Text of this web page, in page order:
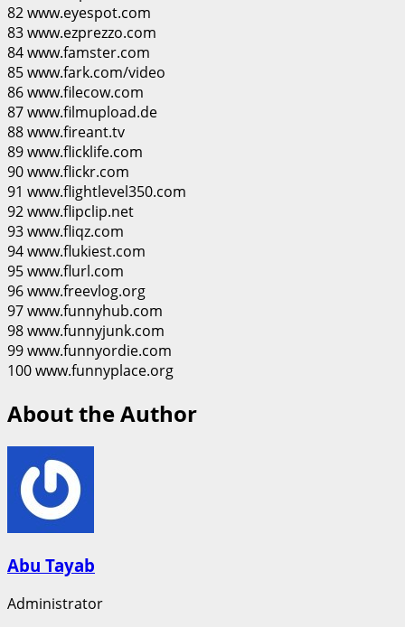
82 www.eyespot.com
83 www.ezprezzo.com
84 www.famster.com
85 www.fark.com/video
86 www.filecow.com
87 www.filmupload.de
88 www.fireant.tv
89 www.flicklife.com
90 www.flickr.com
91 www.flightlevel350.com
92 www.flipclip.net
93 www.fliqz.com
94 www.flukiest.com
95 www.flurl.com
96 www.freevlog.org
97 www.funnyhub.com
98 www.funnyjunk.com
99 www.funnyordie.com
100 www.funnyplace.org
About the Author
Abu Tayab
Administrator